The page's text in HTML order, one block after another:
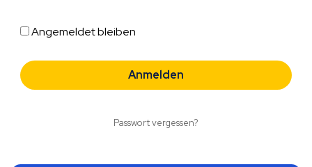
Angemeldet bleiben
Passwort vergessen?